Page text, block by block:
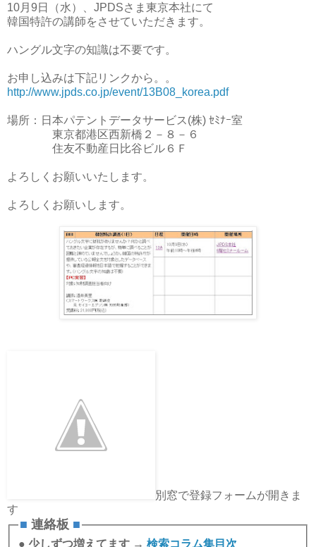
10月9日（水）、JPDSさま東京本社にて
韓国特許の講師をさせていただきます。
ハングル文字の知識は不要です。
お申し込みは下記リンクから。。
http://www.jpds.co.jp/event/13B08_korea.pdf
場所：日本パテントデータサービス(株) ｾﾐﾅｰ室
東京都港区西新橋２－８－６
住友不動産日比谷ビル６Ｆ
よろしくお願いいたします。
よろしくお願いします。
別窓で登録フォームが開きま
す
■ 連絡板 ■
● 少しずつ増えてます → 検索コラム集目次